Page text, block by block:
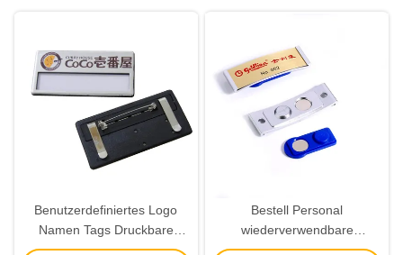
Benutzerdefiniertes Logo
Namen Tags Druckbare
personalisierte
Bestell Personal
wiederverwendbare
Namensschilder mit